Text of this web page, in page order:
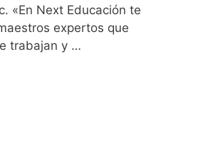
«En Next Educación te
expertos que
trabajan y …